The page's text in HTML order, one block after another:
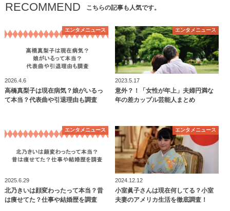
RECOMMEND こちらの記事も人気です。
エンタメニュース
2026.4.6
高橋真梨子は現在病気？娘がいるっ
て本当？代表曲や引退理由も調査
エンタメニュース
2023.5.17
意外？！「女性が年上」夫婦円満な
年の差カップル芸能人まとめ
エンタメニュース
2025.6.29
北乃きいは顔変わったって本当？昔
は痩せてた？仕事や結婚歴を調査
エンタメニュース
2024.12.12
小室眞子さんは現在何してる？小室
夫妻のアメリカ生活を徹底調査！